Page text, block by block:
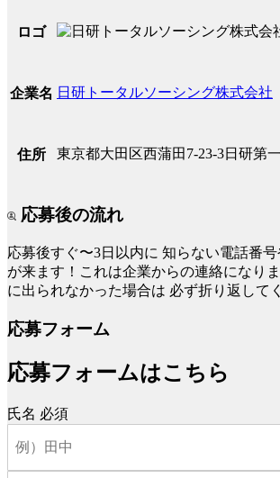
ロゴ
企業名 日研トータルソーシング株式会社
住所 東京都大田区西蒲田7-23-3日研第
応募後の流れ
応募後すぐ〜3日以内に 知らない電話番
が来ます！これは企業からの連絡になり
に出られなかった場合は 必ず折り返して
応募フォーム
応募フォームはこちら
氏名 必須